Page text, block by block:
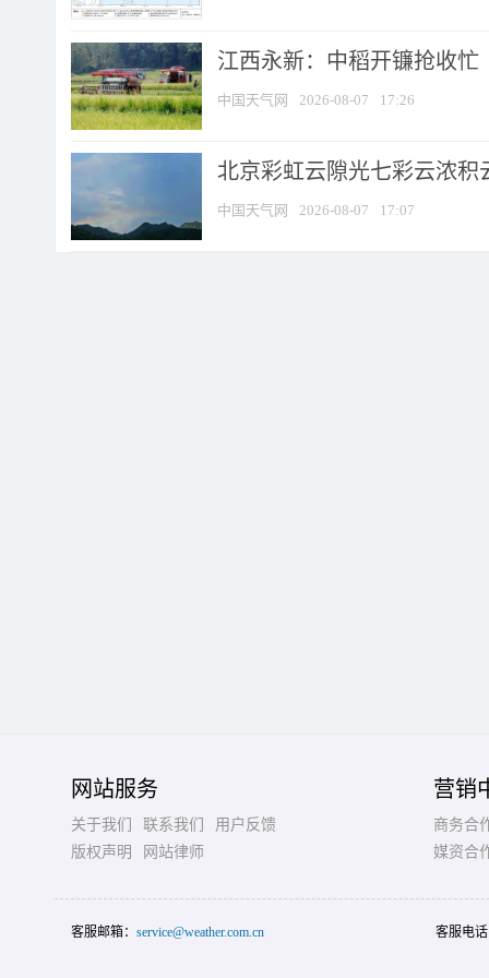
江西永新：中稻开镰抢收忙
中国天气网 2026-08-07 17:26
北京彩虹云隙光七彩云浓积
中国天气网 2026-08-07 17:07
网站服务
关于我们 联系我们
用户反馈
版权声明
网站律师
营销
商务合
媒资合
客服邮箱： service@weather.com.cn 客服电